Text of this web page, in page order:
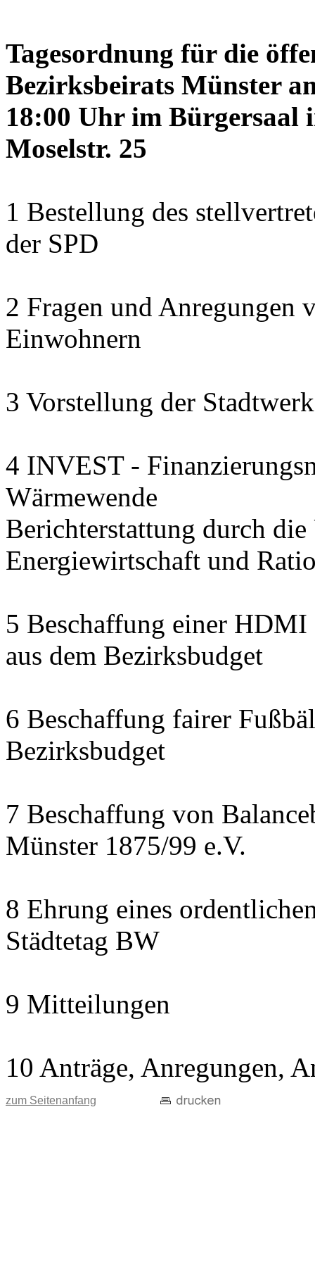
Tagesordnung für die
Bezirksbeirats Münster
18:00 Uhr im
Moselstr. 25
1 Bestellung des
der SPD
2 Fragen und Anregungen
Einwohnern
3 Vorstellung der
4 INVEST -
Wärmewende
Berichterstattung durch
Energiewirtschaft und
5 Beschaffung einer
aus dem Bezirksbudget
6 Beschaffung fairer
Bezirksbudget
7 Beschaffung von
Münster 1875/99 e.V.
8 Ehrung eines
Städtetag BW
9 Mitteilungen
10 Anträge, Anregungen,
zum Seitenanfang